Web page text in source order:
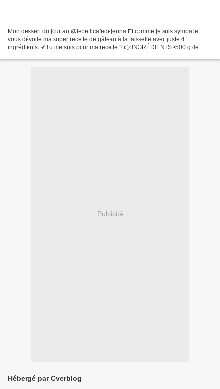
Mon dessert du jour au @lepetitcafedejenna Et comme je suis sympa je
vous dévoile ma super recette de gâteau à la faisselle avec juste 4
ingrédients. ✔Tu me suis pour ma recette ? 👉INGRÉDIENTS •500 g de
Publicité
Hébergé par Overblog